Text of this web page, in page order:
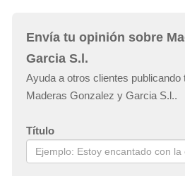
Envía tu opinión sobre
Garcia S.l.
Ayuda a otros clientes publicando
Maderas Gonzalez y Garcia S.l..
Título